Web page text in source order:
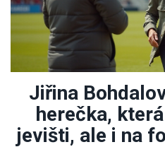
Jiřina
herečka,
jevišti, ale i na